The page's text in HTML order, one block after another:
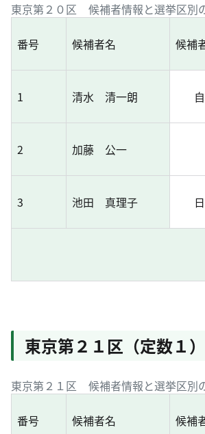
東京第２０区 候補者情報と選挙区別
番号 候補者名 候補
1 清水 清一朗
2 加藤 公一
3 池田 真理子
東京第２１区（定数１）
東京第２１区 候補者情報と選挙区別
番号 候補者名 候補